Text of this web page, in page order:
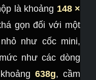
là khoảng 148 ×
gọn đối với một
như cốc mini,
như các dòng
638g, cầm